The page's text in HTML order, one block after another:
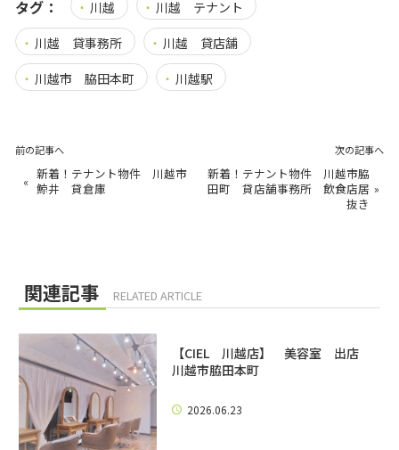
タグ： 川越
川越 テナント
川越 貸事務所
川越 貸店舗
川越市 脇田本町
川越駅
前の記事へ
« 新着！テナント物件 川越市
鯨井 貸倉庫
次の記事へ
新着！テナント物件 川越市脇
田町 貸店舗事務所 飲食店居
抜き
»
関連記事 RELATED ARTICLE
【CIEL 川越店】 美容室 出店
川越市脇田本町
2026.06.23